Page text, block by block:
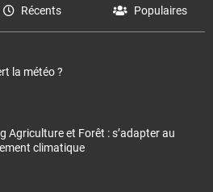
Récents Populaires
la météo ?
Agriculture et Forêt : s’adapter au
climatique